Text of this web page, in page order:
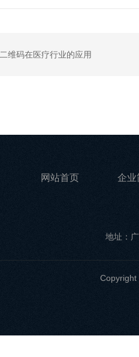
二维码在医疗行业的应用
网站首页 企业
地址：